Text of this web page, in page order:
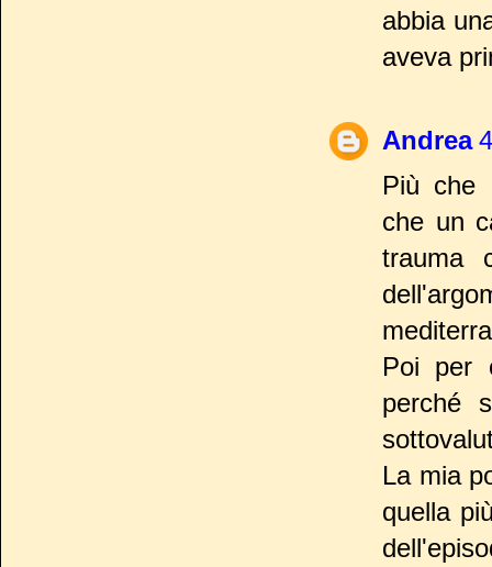
abbia
aveva
Andrea
Più che
che un
trauma
Poi per
perché
La mia
quella